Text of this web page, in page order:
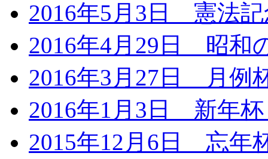
2016年5月3日 憲法
2016年4月29日 昭和
2016年3月27日 月例
2016年1月3日 新年
2015年12月6日 忘年